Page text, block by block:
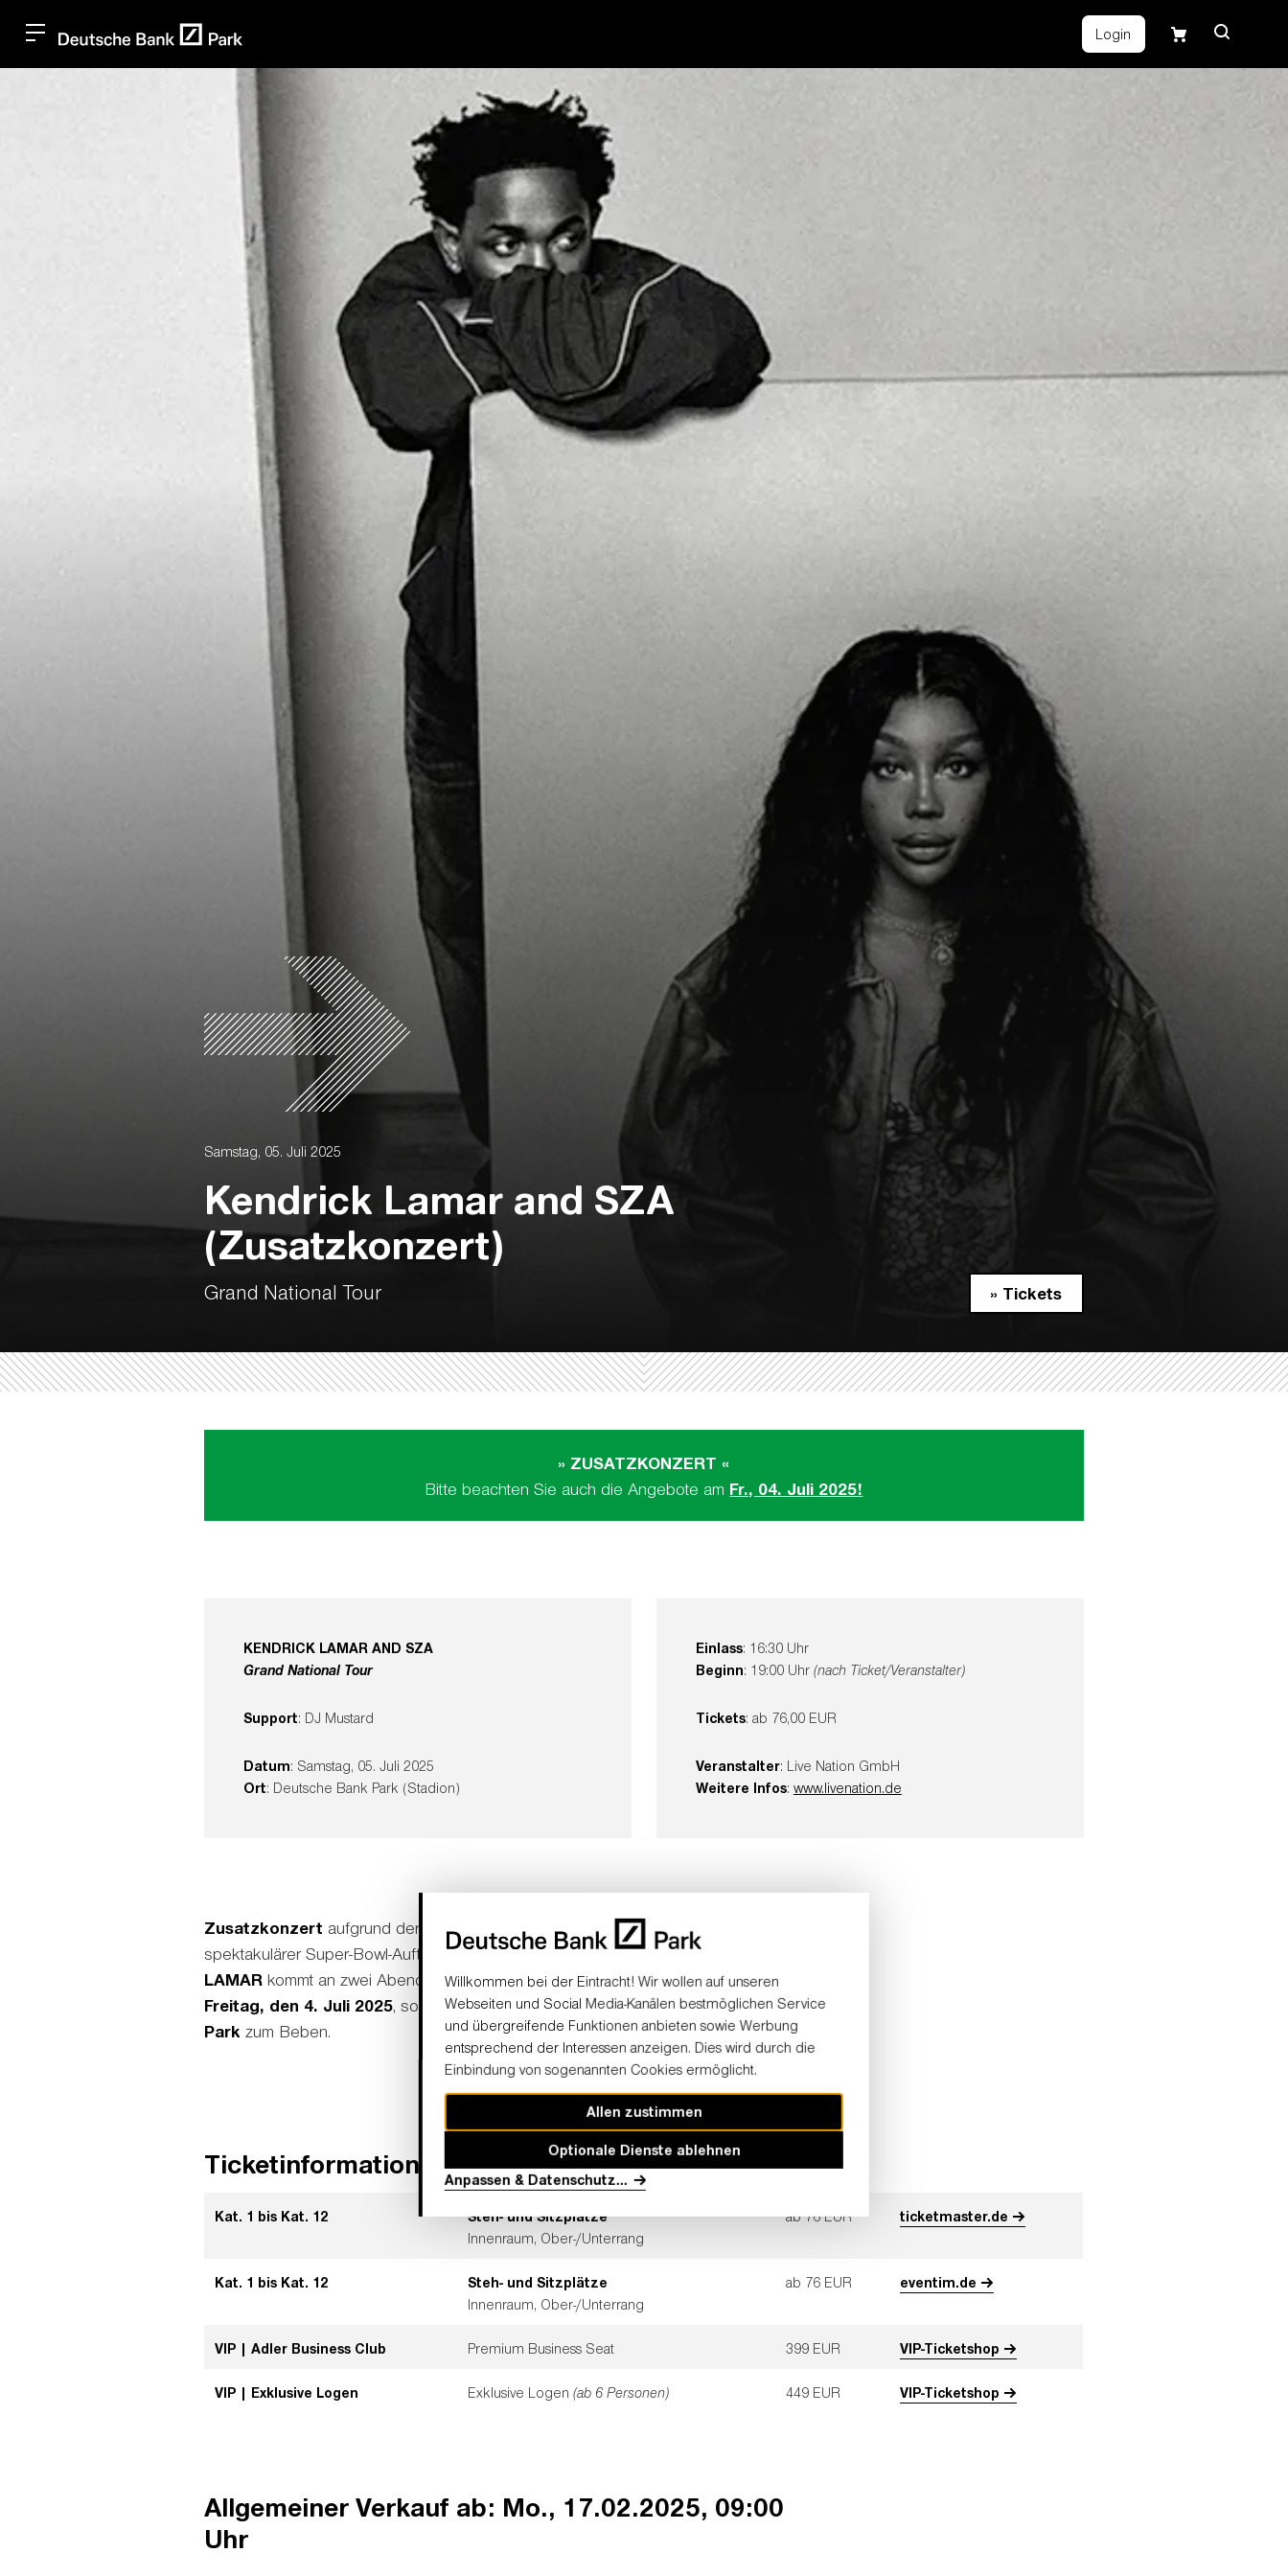
Login
Samstag, 05. Juli 2025
Kendrick Lamar and SZA
(Zusatzkonzert)
Grand National Tour » Tickets
» ZUSATZKONZERT «
Bitte beachten Sie auch die Angebote am Fr., 04. Juli 2025!
KENDRICK LAMAR AND SZA
Grand National Tour
Support: DJ Mustard
Datum: Samstag, 05. Juli 2025
Ort: Deutsche Bank Park (Stadion)
Einlass: 16:30 Uhr
Beginn: 19:00 Uhr (nach Ticket/Veranstalter)
Tickets: ab 76,00 EUR
Veranstalter: Live Nation GmbH
Weitere Infos: www.livenation.de
Zusatzkonzert aufgrund der überwältigenden Nachfrage! Fünf Grammys, ein
spektakulärer Super-Bowl-Auftritt – und jetzt die Grand National Tour!
LAMAR kommt an zwei Abenden nach Frankfurt. Gemeinsam mitSZAbringt er am
Freitag, den 4. Juli 2025, sowie amSamstag, 05. Juli 2025denDeutsche Bank
Park zum Beben.
Ticketinformationen
Kat. 1 bis Kat. 12
Steh- und Sitzplätze
Innenraum, Ober-/Unterrang
ab 76 EUR ticketmaster.de
Kat. 1 bis Kat. 12
Steh- und Sitzplätze
Innenraum, Ober-/Unterrang
ab 76 EUR eventim.de
VIP | Adler Business Club Premium Business Seat 399 EUR VIP-Ticketshop
VIP | Exklusive Logen Exklusive Logen (ab 6 Personen) 449 EUR VIP-Ticketshop
Allgemeiner Verkauf ab: Mo., 17.02.2025, 09:00
Uhr
Willkommen bei der Eintracht! Wir wollen auf unseren
Webseiten und Social Media-Kanälen bestmöglichen Service
und übergreifende Funktionen anbieten sowie Werbung
entsprechend der Interessen anzeigen. Dies wird durch die
Einbindung von sogenannten Cookies ermöglicht.
Allen zustimmen
Optionale Dienste ablehnen
Anpassen & Datenschutz...